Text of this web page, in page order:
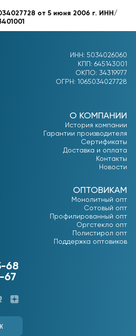
от 5 июня 2006 г. ИНН/
ИНН: 5034026060
КПП: 645143001
ОКПО: 34319977
ОГРН: 1065034027728
О КОМПАНИИ
История компании
Гарантии производителя
Сертификаты
Доставка и оплата
Контакты
Новости
ОПТОВИКАМ
Монолитный опт
Сотовый опт
Профилированный опт
Оргстекло опт
Полистирол опт
Поддержка оптовиков
68
67